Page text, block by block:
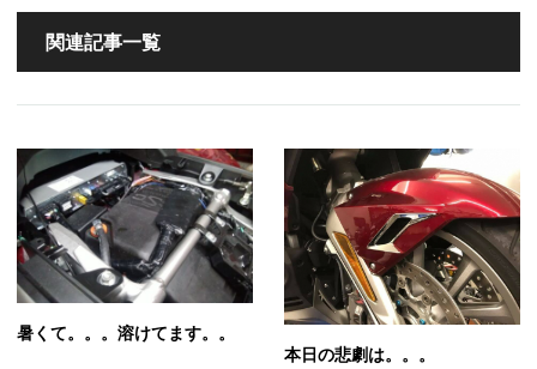
関連記事一覧
暑くて。。。溶けてます。。
本日の悲劇は。。。